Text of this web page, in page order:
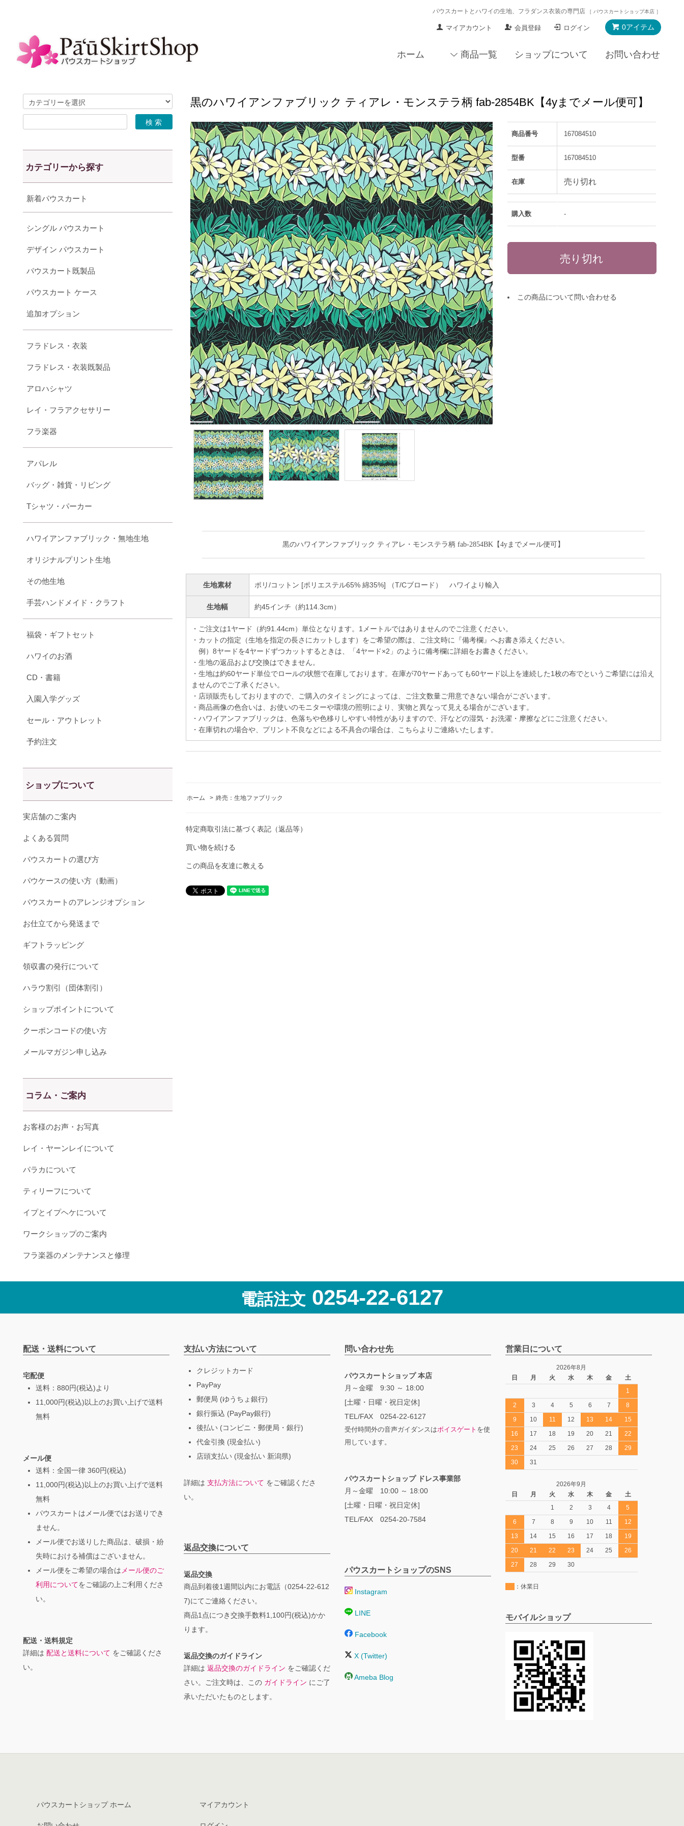
パウスカートとハワイの生地、フラダンス衣装の専門店 ［ パウスカートショップ本店 ］
0アイテム
マイアカウント 会員登録 ログイン
ホーム 商品一覧 ショップについて お問い合わせ
黒のハワイアンファブリック ティアレ・モンステラ柄 fab-2854BK【4yまでメール便可】
商品番号 167084510
型番 167084510
在庫 売り切れ
購入数 -
この商品について問い合わせる
黒のハワイアンファブリック ティアレ・モンステラ柄 fab-2854BK【4yまでメール便可】
生地素材 ポリ/コットン [ポリエステル65% 綿35%] （T/Cブロード） ハワイより輸入
生地幅 約45インチ（約114.3cm）
・ご注文は1ヤード（約91.44cm）単位となります。1メートルではありませんのでご注意ください。
・カットの指定（生地を指定の長さにカットします）をご希望の際は、ご注文時に『備考欄』へお書き添えください。
例）8ヤードを4ヤードずつカットするときは、「4ヤード×2」のように備考欄に詳細をお書きください。
・生地の返品および交換はできません。
・生地は約60ヤード単位でロールの状態で在庫しております。在庫が70ヤードあっても60ヤード以上を連続した1枚の布でというご希望には沿え
ませんのでご了承ください。
・店頭販売もしておりますので、ご購入のタイミングによっては、ご注文数量ご用意できない場合がございます。
・商品画像の色合いは、お使いのモニターや環境の照明により、実物と異なって見える場合がございます。
・ハワイアンファブリックは、色落ちや色移りしやすい特性がありますので、汗などの湿気・お洗濯・摩擦などにご注意ください。
・在庫切れの場合や、プリント不良などによる不具合の場合は、こちらよりご連絡いたします。
ホーム > 終売：生地ファブリック
特定商取引法に基づく表記（返品等）
買い物を続ける
この商品を友達に教える
カテゴリーから探す
新着パウスカート
シングル パウスカート
デザイン パウスカート
パウスカート既製品
パウスカート ケース
追加オプション
フラドレス・衣装
フラドレス・衣装既製品
アロハシャツ
レイ・フラアクセサリー
フラ楽器
アパレル
バッグ・雑貨・リビング
Tシャツ・パーカー
ハワイアンファブリック・無地生地
オリジナルプリント生地
その他生地
手芸ハンドメイド・クラフト
福袋・ギフトセット
ハワイのお酒
CD・書籍
入園入学グッズ
セール・アウトレット
予約注文
ショップについて
実店舗のご案内
よくある質問
パウスカートの選び方
パウケースの使い方（動画）
パウスカートのアレンジオプション
お仕立てから発送まで
ギフトラッピング
領収書の発行について
ハラウ割引（団体割引）
ショップポイントについて
クーポンコードの使い方
メールマガジン申し込み
コラム・ご案内
お客様のお声・お写真
レイ・ヤーンレイについて
パラカについて
ティリーフについて
イプとイプヘケについて
ワークショップのご案内
フラ楽器のメンテナンスと修理
電話注文 0254-22-6127
配送・送料について
宅配便
送料：880円(税込)より
11,000円(税込)以上のお買い上げで送料
無料
メール便
送料：全国一律 360円(税込)
11,000円(税込)以上のお買い上げで送料
無料
パウスカートはメール便ではお送りでき
ません。
メール便でお送りした商品は、破損・紛
失時における補償はございません。
メール便をご希望の場合はメール便のご
利用についてをご確認の上ご利用くださ
い。
配送・送料規定
詳細は 配送と送料について をご確認くださ
い。
支払い方法について
クレジットカード
PayPay
郵便局 (ゆうちょ銀行)
銀行振込 (PayPay銀行)
後払い (コンビニ・郵便局・銀行)
代金引換 (現金払い)
店頭支払い (現金払い 新潟県)
詳細は 支払方法について をご確認くださ
い。
問い合わせ先
パウスカートショップ 本店
月～金曜 9:30 ～ 18:00
[土曜・日曜・祝日定休]
TEL/FAX 0254-22-6127
受付時間外の音声ガイダンスはボイスゲート を使
用しています。
パウスカートショップ ドレス事業部
月～金曜 10:00 ～ 18:00
[土曜・日曜・祝日定休]
TEL/FAX 0254-20-7584
営業日について
2026年8月
日
月 火 水 木 金
土
1
2
3 4 5 6 7
8
9
10 11 12 13 14
15
16
17 18 19 20 21
22
23
24 25 26 27 28
29
30
31
2026年9月
日
月 火 水 木 金
土
1
2 3 4
5
6
7 8 9 10 11
12
13
14 15 16 17 18
19
20
21 22 23 24 25
26
27
28 29 30
：休業日
返品交換について
返品交換
商品到着後1週間以内にお電話（0254-22-612
7)にてご連絡ください。
商品1点につき交換手数料1,100円(税込)かか
ります。
返品交換のガイドライン
詳細は 返品交換のガイドライン をご確認くだ
さい。ご注文時は、この ガイドライン にご了
承いただいたものとします。
パウスカートショップのSNS
Instagram
LINE
Facebook
X (Twitter)
Ameba Blog
モバイルショップ
パウスカートショップ ホーム マイアカウント